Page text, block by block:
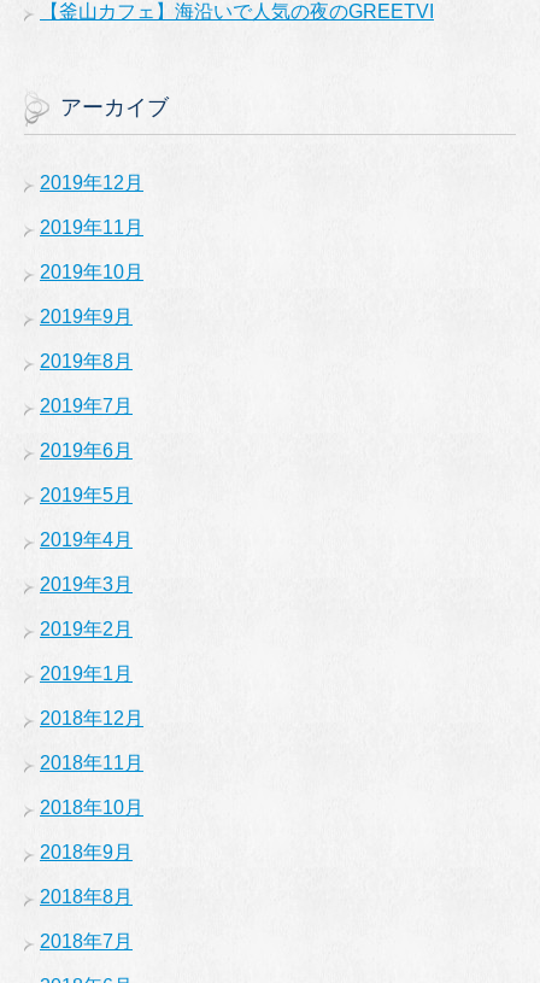
【釜山カフェ】海沿いで人気の夜のGREETVI
アーカイブ
2019年12月
2019年11月
2019年10月
2019年9月
2019年8月
2019年7月
2019年6月
2019年5月
2019年4月
2019年3月
2019年2月
2019年1月
2018年12月
2018年11月
2018年10月
2018年9月
2018年8月
2018年7月